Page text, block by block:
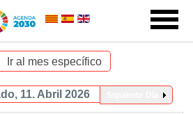
Ir al mes específico
11. Abril 2026